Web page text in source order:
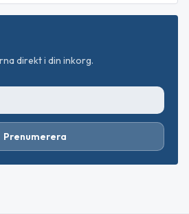
direkt i din inkorg.
Prenumerera